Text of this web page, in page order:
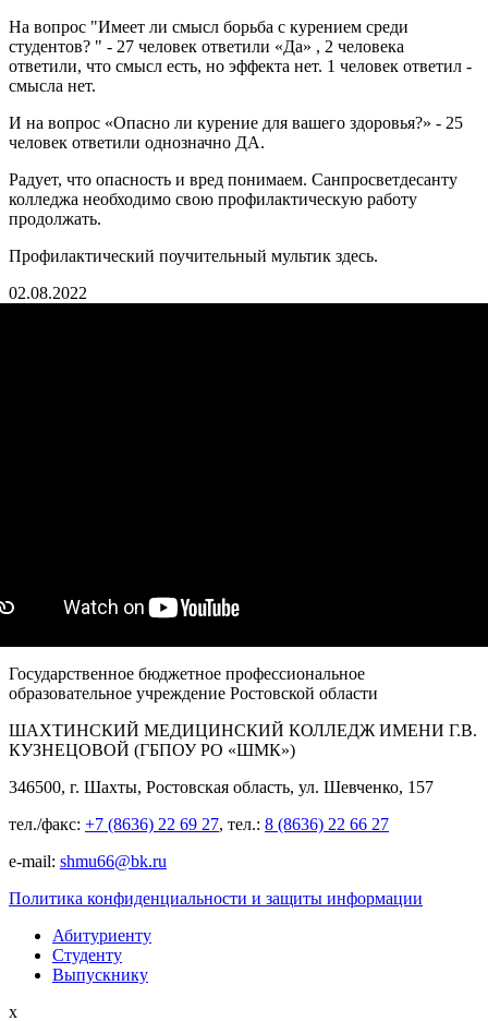
На вопрос "Имеет ли смысл борьба с курением среди
студентов? " - 27 человек ответили «Да» , 2 человека
ответили, что смысл есть, но эффекта нет. 1 человек ответил -
смысла нет.
И на вопрос «Опасно ли курение для вашего здоровья?» - 25
человек ответили однозначно ДА.
Радует, что опасность и вред понимаем. Санпросветдесанту
колледжа необходимо свою профилактическую работу
продолжать.
Профилактический поучительный мультик здесь.
02.08.2022
Государственное бюджетное профессиональное
образовательное учреждение Ростовской области
ШАХТИНСКИЙ МЕДИЦИНСКИЙ КОЛЛЕДЖ ИМЕНИ Г.В.
КУЗНЕЦОВОЙ (ГБПОУ РО «ШМК»)
346500, г. Шахты, Ростовская область, ул. Шевченко, 157
тел./факс: +7 (8636) 22 69 27, тел.: 8 (8636) 22 66 27
e-mail: shmu66@bk.ru
Политика конфиденциальности и защиты информации
Абитуриенту
Студенту
Выпускнику
x